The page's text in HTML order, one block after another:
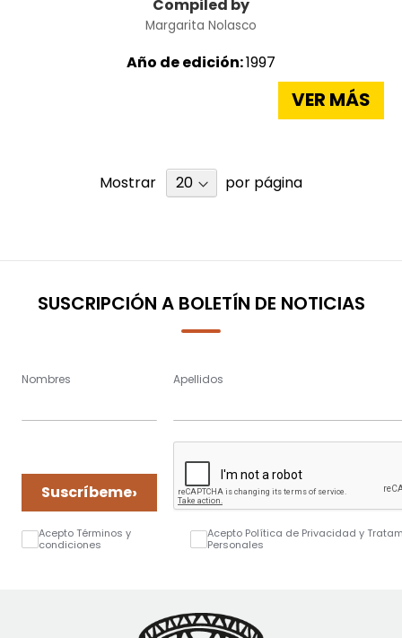
Compiled by
Margarita Nolasco
Año de edición:1997
VER MÁS
Mostrar por página
SUSCRIPCIÓN A BOLETÍN DE NOTICIAS
Nombres Apellidos
Suscríbeme›
Acepto Términos y
condiciones
Acepto Política de Privacidad y
Personales